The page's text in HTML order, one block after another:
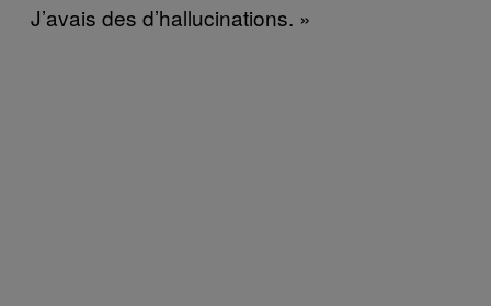
J’avais des d’hallucinations. »